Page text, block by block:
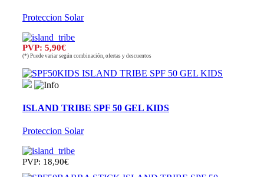
Proteccion Solar
PVP: 5,90€
(*) Puede variar según combinación, ofertas y descuentos
ISLAND TRIBE SPF 50 GEL KIDS
Proteccion Solar
PVP: 18,90€